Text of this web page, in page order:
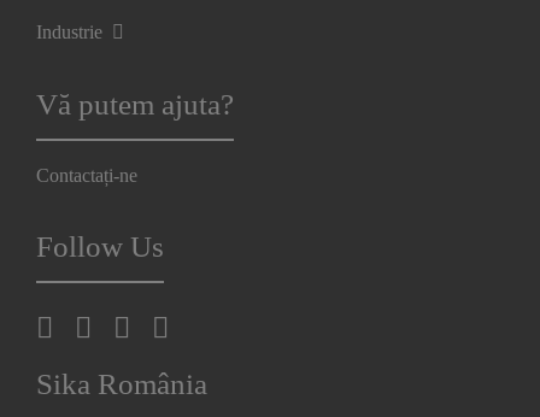
Industrie
Vă putem ajuta?
Contactați-ne
Follow Us
Sika România